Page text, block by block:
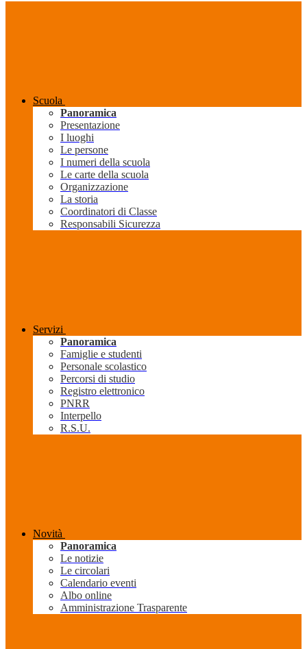
Scuola
Panoramica
Presentazione
I luoghi
Le persone
I numeri della scuola
Le carte della scuola
Organizzazione
La storia
Coordinatori di Classe
Responsabili Sicurezza
Servizi
Panoramica
Famiglie e studenti
Personale scolastico
Percorsi di studio
Registro elettronico
PNRR
Interpello
R.S.U.
Novità
Panoramica
Le notizie
Le circolari
Calendario eventi
Albo online
Amministrazione Trasparente